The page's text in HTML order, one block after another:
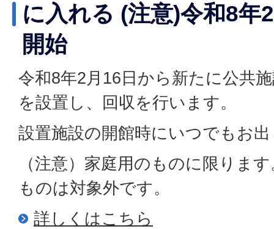
に入れる (注意)令和8年
開始
令和8年2月16日から新たに公共
を設置し、回収を行います。
設置施設の開館時にいつでもお
（注意）家庭用のものに限りま
ものは対象外です。
詳しくはこちら